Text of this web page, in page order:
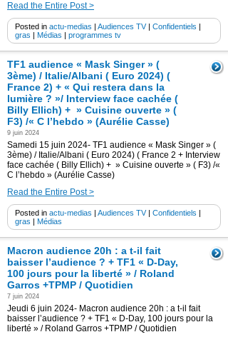
Read the Entire Post >
Posted in actu-medias | Audiences TV| Confidentiels |
gras | Médias | programmes tv
TF1 audience « Mask Singer » (
3ème) / Italie/Albani ( Euro 2024) (
France 2) + « Qui restera dans la
lumière ? »/ Interview face cachée (
Billy Ellich) + » Cuisine ouverte » (
F3) /« C l’hebdo » (Aurélie Casse)
9 juin 2024
Samedi 15 juin 2024- TF1 audience « Mask Singer » (
3ème) / Italie/Albani ( Euro 2024) ( France 2 + Interview
face cachée ( Billy Ellich) + » Cuisine ouverte » ( F3) /«
C l’hebdo » (Aurélie Casse)
Read the Entire Post >
Posted in actu-medias | Audiences TV| Confidentiels |
gras | Médias
Macron audience 20h : a t-il fait
baisser l’audience ? + TF1 « D-Day,
100 jours pour la liberté » / Roland
Garros +TPMP / Quotidien
7 juin 2024
Jeudi 6 juin 2024- Macron audience 20h : a t-il fait
baisser l’audience ? + TF1 « D-Day, 100 jours pour la
liberté » / Roland Garros +TPMP / Quotidien